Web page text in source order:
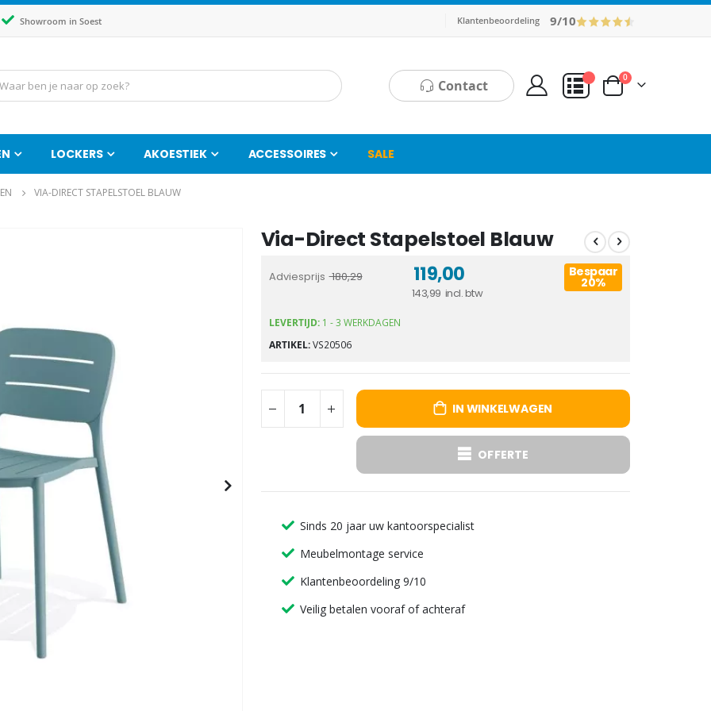
Showroom in Soest Klantenbeoordeling 9/10
Contact Cart
0producten
LOCKERS AKOESTIEK ACCESSOIRES SALE
VIA-DIRECT STAPELSTOEL BLAUW
afbeeldingen-
Via-Direct Stapelstoel Blauw
Adviesprijs 180,29
143,99
119,00 Bespaar
20%
LEVERTIJD: 1 - 3 WERKDAGEN
ARTIKEL VS20506
IN WINKELWAGEN
OFFERTE
Sinds 20 jaar uw kantoorspecialist
Meubelmontage service
Klantenbeoordeling 9/10
Veilig betalen vooraf of achteraf